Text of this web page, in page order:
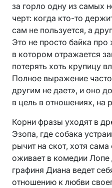
за горло одну из самых
черт: когда кто-то
сам не пользуется, а
Это не просто байка
в котором отражается
потерять хоть крупицу
Полное выражение
другим не дает», и оно
в цель в отношениях, на
Корни фразы уходят в
Эзопа, где собака
рычит на скот, хотя
оживает в комедии Лопе
графиня Диана ведет
отношению к любви